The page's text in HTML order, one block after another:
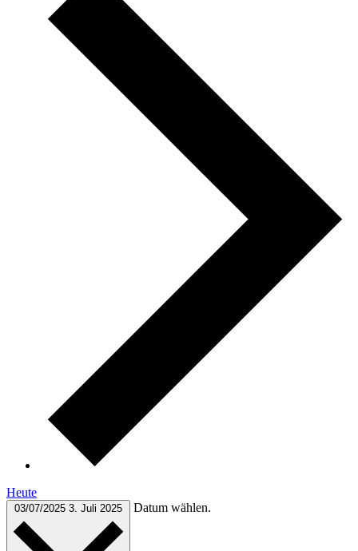
Heute
03/07/2025 3. Juli 2025 Datum wählen.